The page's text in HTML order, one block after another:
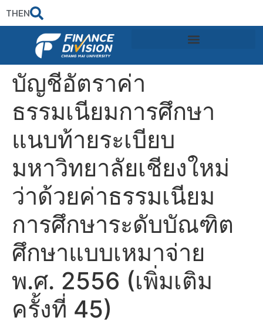
THEN
บัญชีอัตราค่า
ธรรมเนียมการศึกษา
แนบท้ายระเบียบ
มหาวิทยาลัยเชียงใหม่
ว่าด้วยค่าธรรมเนียม
การศึกษาระดับบัณฑิต
ศึกษาแบบเหมาจ่าย
พ.ศ. 2556 (เพิ่มเติม
ครั้งที่ 45)